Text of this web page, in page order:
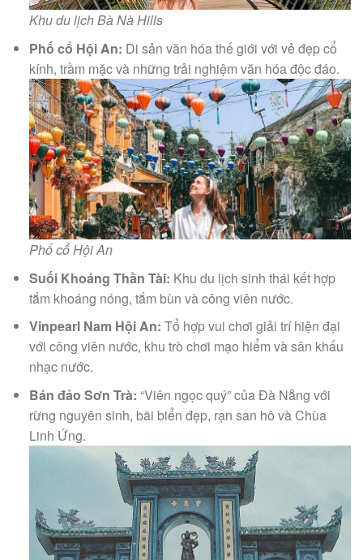
Khu du lịch Bà Nà Hills
Phố cổ Hội An: Di sản văn hóa thế giới với vẻ đẹp cổ
kính, trầm mặc và những trải nghiệm văn hóa độc đáo.
Phố cổ Hội An
Suối Khoáng Thần Tài: Khu du lịch sinh thái kết hợp
tắm khoáng nóng, tắm bùn và công viên nước.
Vinpearl Nam Hội An: Tổ hợp vui chơi giải trí hiện đại
với công viên nước, khu trò chơi mạo hiểm và sân khấu
nhạc nước.
Bán đảo Sơn Trà: “Viên ngọc quý” của Đà Nẵng với
rừng nguyên sinh, bãi biển đẹp, rạn san hô và Chùa
Linh Ứng.